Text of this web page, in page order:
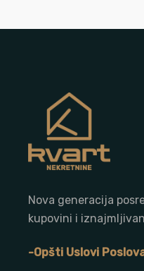
Nova generacija
kupovini i
-Opšti Uslovi